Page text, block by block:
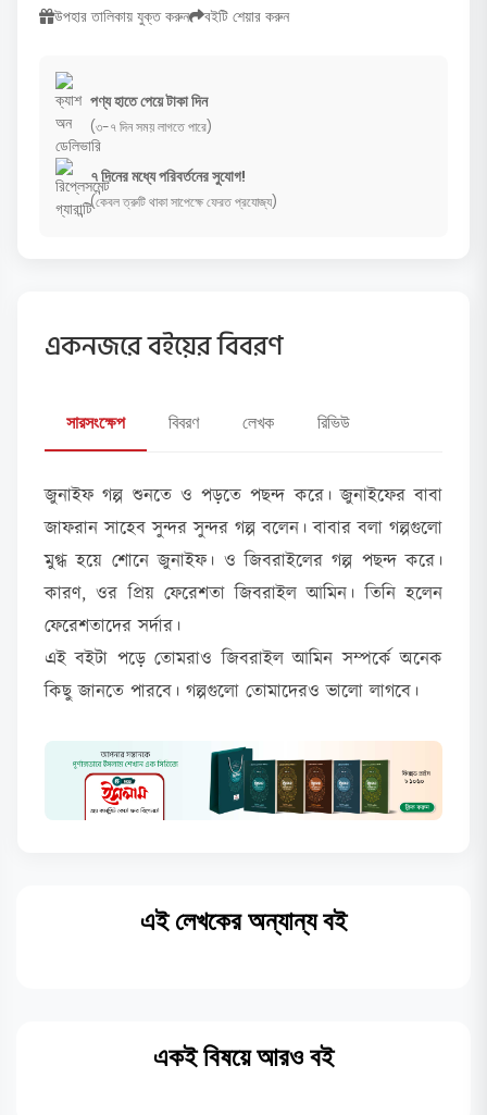
উপহার তালিকায় যুক্ত করুন বইটি শেয়ার করুন
পণ্য হাতে পেয়ে টাকা দিন
(৩-৭ দিন সময় লাগতে পারে)
৭ দিনের মধ্যে পরিবর্তনের সুযোগ!
(কেবল ত্রুটি থাকা সাপেক্ষে ফেরত প্রযোজ্য)
একনজরে বইয়ের বিবরণ
সারসংক্ষেপ বিবরণ লেখক রিভিউ
জুনাইফ গল্প শুনতে ও পড়তে পছন্দ করে। জুনাইফের বাবা
জাফরান সাহেব সুন্দর সুন্দর গল্প বলেন। বাবার বলা গল্পগুলো
মুগ্ধ হয়ে শোনে জুনাইফ। ও জিবরাইলের গল্প পছন্দ করে।
কারণ, ওর প্রিয় ফেরেশতা জিবরাইল আমিন। তিনি হলেন
ফেরেশতাদের সর্দার।
এই বইটা পড়ে তোমরাও জিবরাইল আমিন সম্পর্কে অনেক
কিছু জানতে পারবে। গল্পগুলো তোমাদেরও ভালো লাগবে।
এই লেখকের অন্যান্য বই
একই বিষয়ে আরও বই